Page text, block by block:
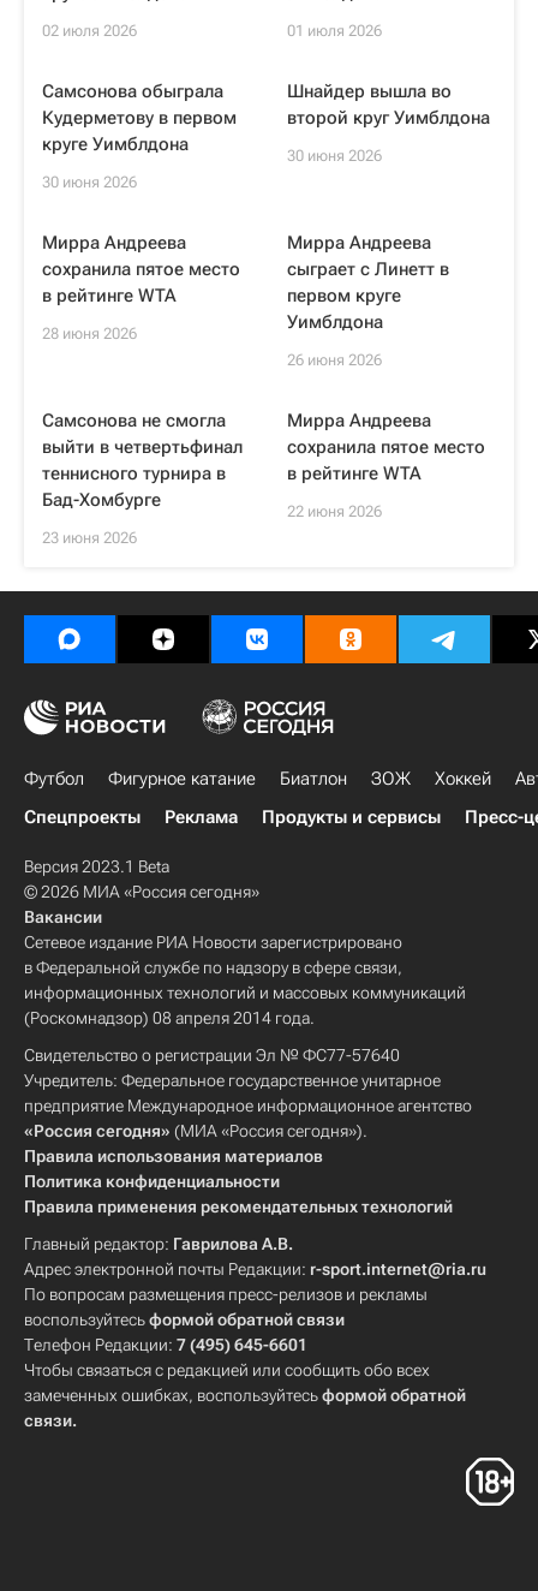
02 июля 2026 01 июля 2026
Самсонова обыграла
Кудерметову в первом
круге Уимблдона
30 июня 2026
Шнайдер вышла во
второй круг Уимблдона
30 июня 2026
Мирра Андреева
сохранила пятое место
в рейтинге WTA
28 июня 2026
Мирра Андреева
сыграет с Линетт в
первом круге
Уимблдона
26 июня 2026
Самсонова не смогла
выйти в четвертьфинал
теннисного турнира в
Бад-Хомбурге
23 июня 2026
Мирра Андреева
сохранила пятое место
в рейтинге WTA
22 июня 2026
Футбол Фигурное катание Биатлон ЗОЖ Хоккей
Спецпроекты
Реклама Продукты и сервисы Пресс-
Версия 2023.1 Beta
© 2026 МИА «Россия сегодня»
Вакансии
Сетевое издание РИА Новости зарегистрировано
в Федеральной службе по надзору в сфере связи,
информационных технологий и массовых коммуникаций
(Роскомнадзор) 08 апреля 2014 года.
Свидетельство о регистрации Эл № ФС77-57640
Учредитель: Федеральное государственное унитарное
предприятие Международное информационное агентство
«Россия сегодня» (МИА «Россия сегодня»).
Правила использования материалов
Политика конфиденциальности
Правила применения рекомендательных технологий
Главный редактор: Гаврилова А.В.
Адрес электронной почты Редакции: r-sport.internet@ria.ru
По вопросам размещения пресс-релизов и рекламы
воспользуйтесьформой обратной связи
Телефон Редакции: 7 (495) 645-6601
Чтобы связаться с редакцией или сообщить обо всех
замеченных ошибках, воспользуйтесьформой обратной
связи.